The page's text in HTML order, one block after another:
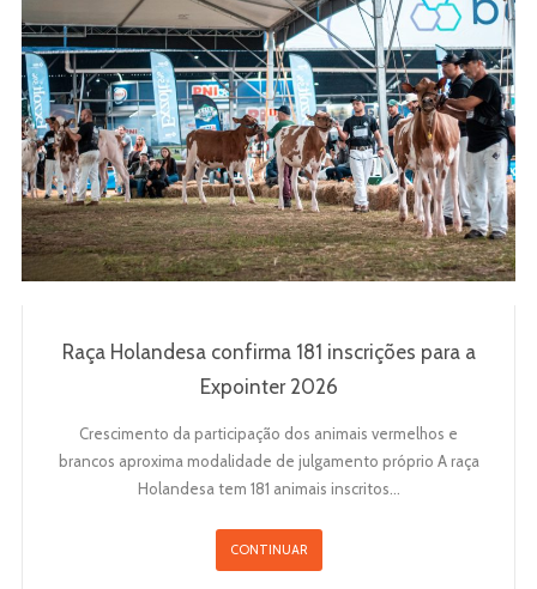
Raça Holandesa confirma 181 inscrições para a
Expointer 2026
Crescimento da participação dos animais vermelhos e
brancos aproxima modalidade de julgamento próprio A raça
Holandesa tem 181 animais inscritos…
CONTINUAR